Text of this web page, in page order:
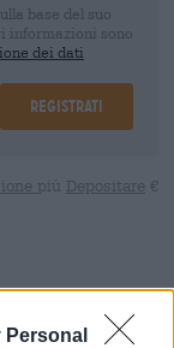
Personal
base del suo
informazioni sono
dei dati
Registrati
più Depositare €
(1)